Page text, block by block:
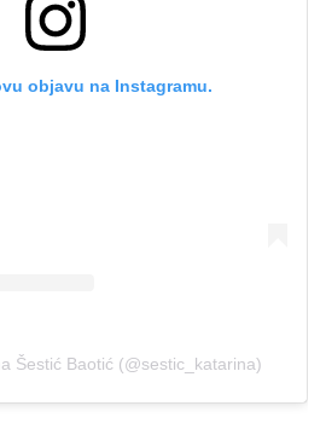
objavu na Instagramu.
Šestić Baotić (@sestic_katarina)